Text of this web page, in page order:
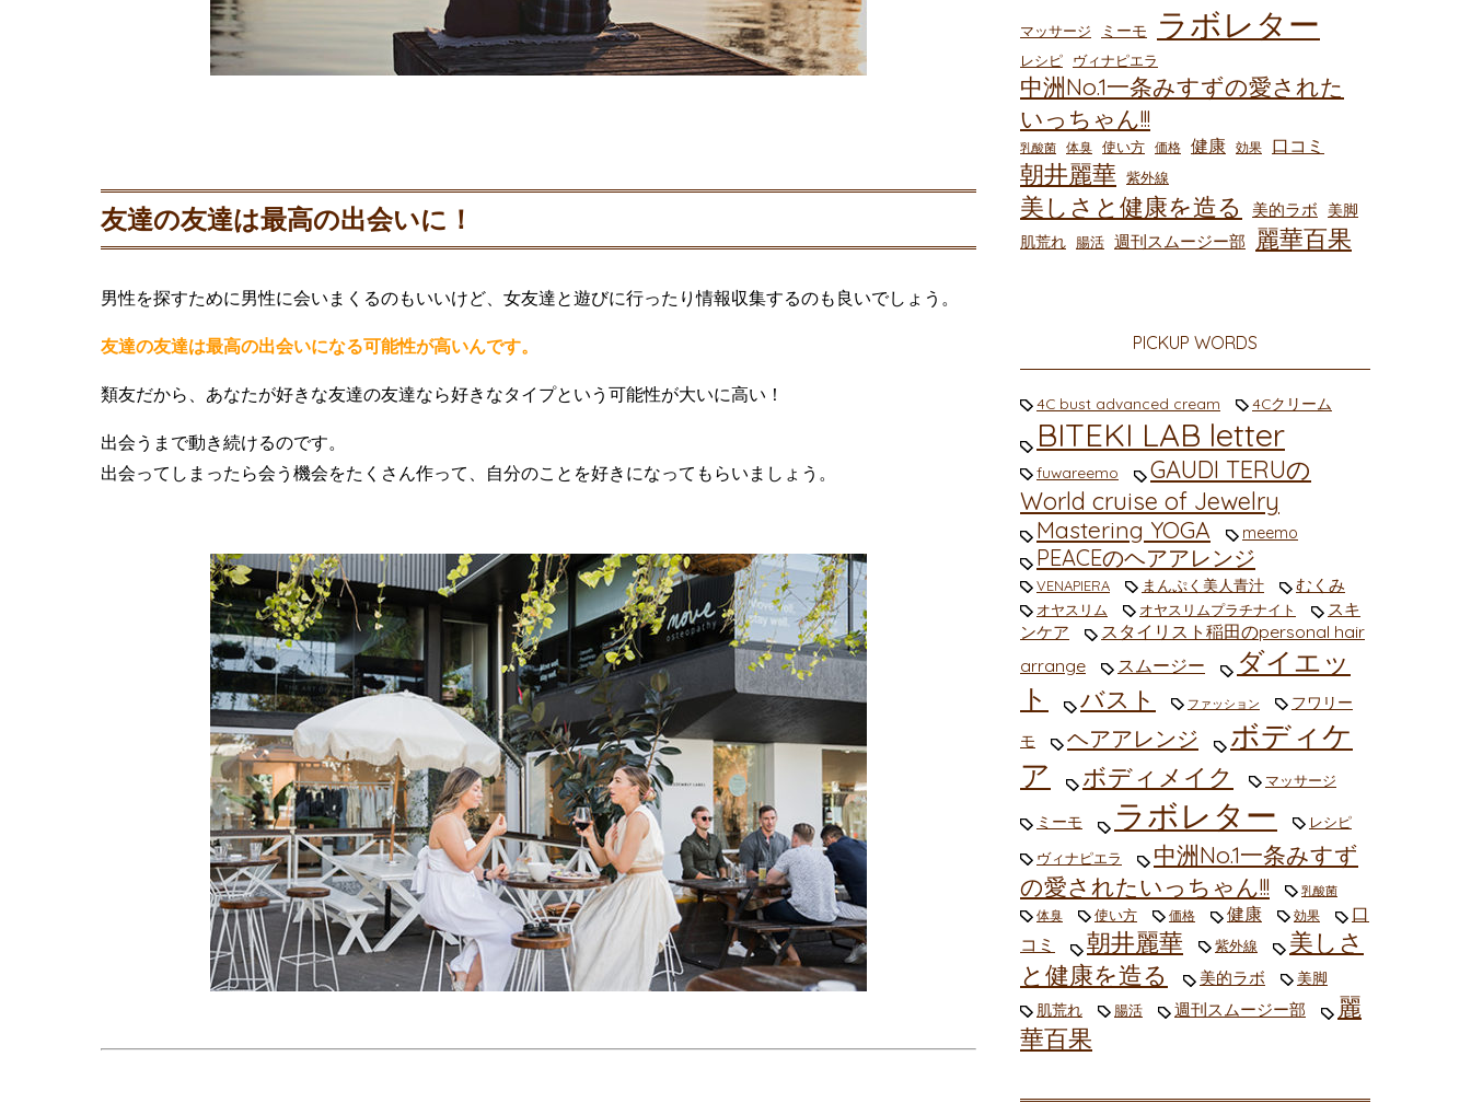
友達の友達は最高の出会いに！
男性を探すために男性に会いまくるのもいいけど、女友達と遊びに行ったり情報収集するのも良いでしょう。
友達の友達は最高の出会いになる可能性が高いんです。
類友だから、あなたが好きな友達の友達なら好きなタイプという可能性が大いに高い！
出会うまで動き続けるのです。
出会ってしまったら会う機会をたくさん作って、自分のことを好きになってもらいましょう。
マッサージ ミーモ ラボレター
レシピ ヴィナピエラ
中洲No.1一条みすずの愛された
いっちゃん!!!
乳酸菌 体臭 使い方 価格 健康 効果 口コミ
朝井麗華 紫外線
美しさと健康を造る 美的ラボ
美脚
肌荒れ
腸活 週刊スムージー部 麗華百果
PICKUP WORDS
4C bust advanced cream 4Cクリーム
BITEKI LAB letter
fuwareemo
GAUDI TERUの
World cruise of Jewelry
Mastering YOGA meemo
PEACEのヘアアレンジ
VENAPIERA まんぷく美人青汁 むくみ
オヤスリム オヤスリムプラチナイト
スキ
ンケア
スタイリスト稲田のpersonal hair
arrange
スムージー
ダイエッ
ト
バスト ファッション フワリー
モ ヘアアレンジ
ボディケ
ア
ボディメイク マッサージ
ミーモ ラボレター レシピ
ヴィナピエラ
中洲No.1一条みすず
の愛されたいっちゃん!!!
乳酸菌
体臭 使い方 価格 健康 効果
口
コミ
朝井麗華 紫外線
美しさ
と健康を造る
美的ラボ
美脚
肌荒れ
腸活 週刊スムージー部
麗
華百果